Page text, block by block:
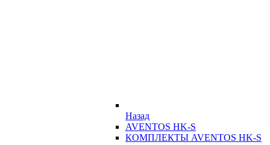
Назад
AVENTOS HK-S
КОМПЛЕКТЫ AVENTOS HK-S